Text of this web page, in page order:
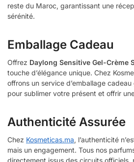
reste du Maroc, garantissant une
sérénité.
Emballage Cadeau
Offrez Daylong Sensitive Gel-Crème
touche d’élégance unique. Chez
offrons un service d’emballage
pour sublimer votre présent et offrir
Authenticité Assurée
Chez Kosmeticas.ma, l’authenticité
mais un engagement. Tous nos
directement issus des circuits officiels,